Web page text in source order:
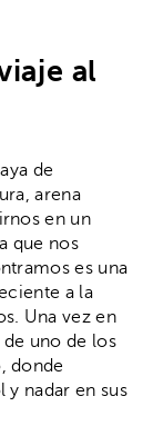
al
de
arena
en un
que nos
es una
a la
Una vez en
uno de los
donde
y nadar en sus